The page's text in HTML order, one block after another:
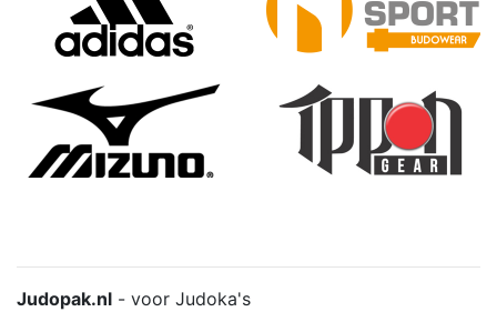
Judopak.nl - voor Judoka's